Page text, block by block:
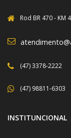
Rod BR 470 - KM
(47) 3378-2222
(47) 98811-6303
INSTITUNCIONAL